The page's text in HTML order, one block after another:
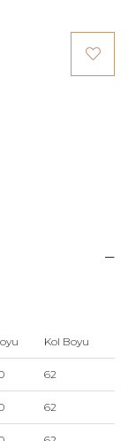
Kol Boyu
62
62